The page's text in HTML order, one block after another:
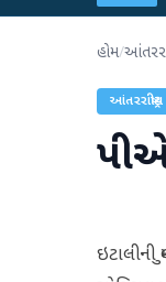
હોમ/
આંતરરાષ્ટ્રીય
ઇટાલીની